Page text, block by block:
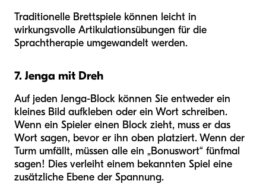
Traditionelle Brettspiele können leicht in
wirkungsvolle Artikulationsübungen für die
Sprachtherapie umgewandelt werden.
7. Jenga mit Dreh
Auf jeden Jenga-Block können Sie entweder ein
kleines Bild aufkleben oder ein Wort schreiben.
Wenn ein Spieler einen Block zieht, muss er das
Wort sagen, bevor er ihn oben platziert. Wenn der
Turm umfällt, müssen alle ein „Bonuswort“ fünfmal
sagen! Dies verleiht einem bekannten Spiel eine
zusätzliche Ebene der Spannung.